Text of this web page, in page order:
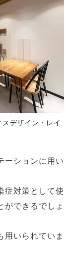
デザイン・レイ
ーションに用い
症対策として使
ができるでしょ
用いられていま